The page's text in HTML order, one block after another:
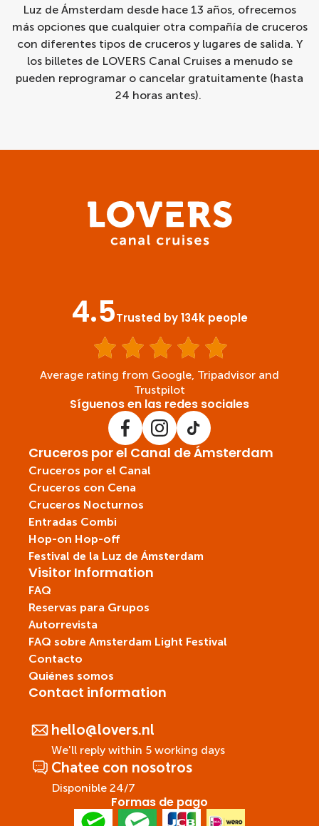
Luz de Ámsterdam desde hace 13 años, ofrecemos
más opciones que cualquier otra compañía de cruceros
con diferentes tipos de cruceros y lugares de salida. Y
los billetes de LOVERS Canal Cruises a menudo se
pueden reprogramar o cancelar gratuitamente (hasta
24 horas antes).
4.5Trusted by 134k people
Average rating from Google, Tripadvisor and
Trustpilot
Contact information
hello@lovers.nl
We'll reply within 5 working days
Chatee con nosotros
Disponible 24/7
Cruceros por el Canal de Ámsterdam
Cruceros por el Canal
Cruceros con Cena
Cruceros Nocturnos
Entradas Combi
Hop-on Hop-off
Festival de la Luz de Ámsterdam
Visitor Information
FAQ
Reservas para Grupos
Autorrevista
FAQ sobre Amsterdam Light Festival
Contacto
Quiénes somos
Síguenos en las redes sociales
Formas de pago